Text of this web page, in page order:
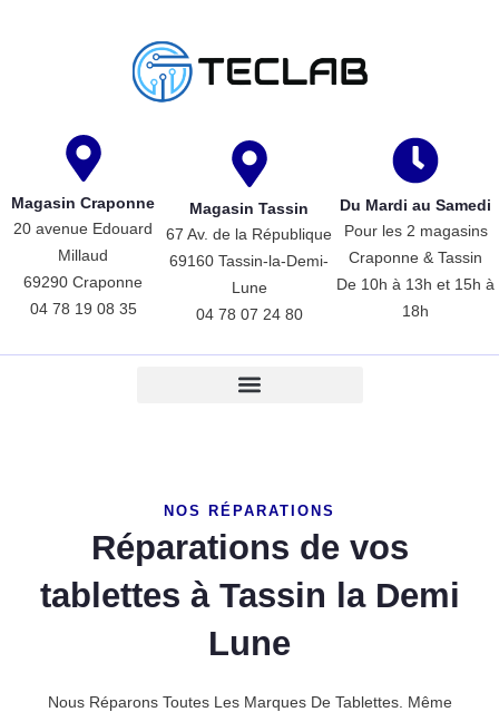
Magasin Craponne
20 avenue Edouard
Millaud
69290 Craponne
04 78 19 08 35
Magasin Tassin
67 Av. de la République
69160 Tassin-la-Demi-
Lune
04 78 07 24 80
Du Mardi au Samedi
Pour les 2 magasins
Craponne & Tassin
De 10h à 13h et 15h à
18h
NOS RÉPARATIONS
Réparations de vos
tablettes à Tassin la Demi
Lune
Nous Réparons Toutes Les Marques De Tablettes. Même